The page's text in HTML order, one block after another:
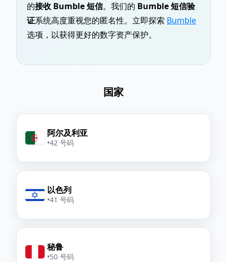
的接收 Bumble 短信。我们的 Bumble 短信验
证系统高度重视您的匿名性。立即探索 Bumble
选项，以获得更好的数字资产保护。
国家
阿尔及利亚
•42 号码
以色列
•41 号码
秘鲁
•50 号码